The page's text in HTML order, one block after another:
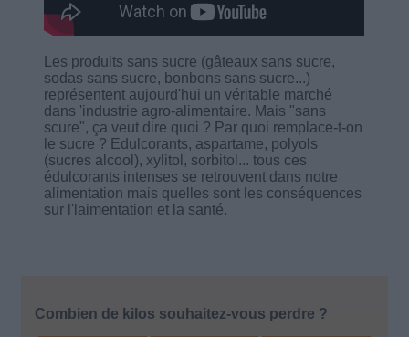
Les produits sans sucre (gâteaux sans sucre,
sodas sans sucre, bonbons sans sucre...)
représentent aujourd'hui un véritable marché
dans 'industrie agro-alimentaire. Mais "sans
scure", ça veut dire quoi ? Par quoi remplace-t-on
le sucre ? Edulcorants, aspartame, polyols
(sucres alcool), xylitol, sorbitol... tous ces
édulcorants intenses se retrouvent dans notre
alimentation mais quelles sont les conséquences
sur l'laimentation et la santé.
Combien de kilos souhaitez-vous perdre ?